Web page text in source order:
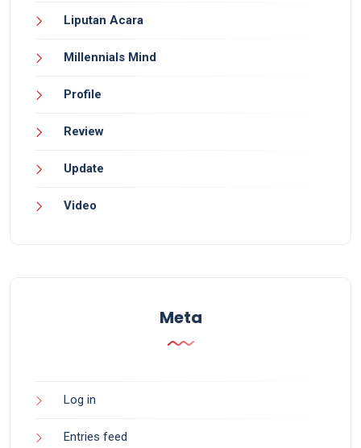
Liputan Acara
Millennials Mind
Profile
Review
Update
Video
Meta
Log in
Entries feed